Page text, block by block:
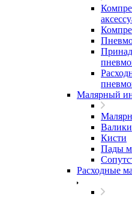
Малярный
Валики
Кисти
Пады
Расходные